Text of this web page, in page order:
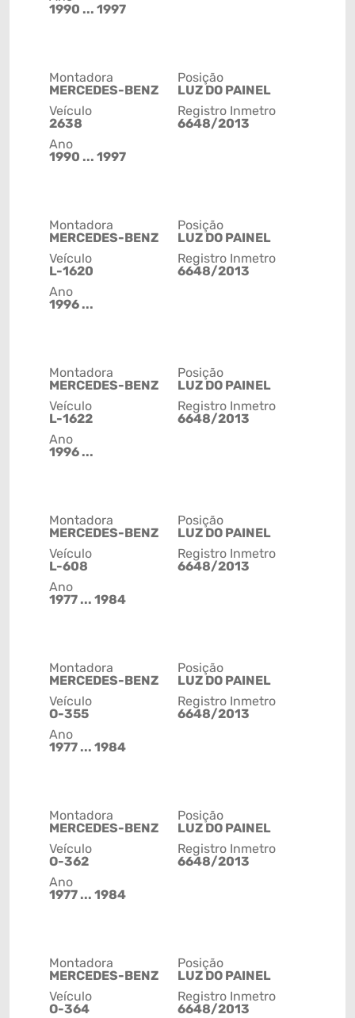
1990 ... 1997
Montadora
MERCEDES-BENZ
Veículo
2638
Ano
1990 ... 1997
Posição
LUZ DO PAINEL
Registro Inmetro
6648/2013
Montadora
MERCEDES-BENZ
Veículo
L-1620
Ano
1996 ...
Posição
LUZ DO PAINEL
Registro Inmetro
6648/2013
Montadora
MERCEDES-BENZ
Veículo
L-1622
Ano
1996 ...
Posição
LUZ DO PAINEL
Registro Inmetro
6648/2013
Montadora
MERCEDES-BENZ
Veículo
L-608
Ano
1977 ... 1984
Posição
LUZ DO PAINEL
Registro Inmetro
6648/2013
Montadora
MERCEDES-BENZ
Veículo
O-355
Ano
1977 ... 1984
Posição
LUZ DO PAINEL
Registro Inmetro
6648/2013
Montadora
MERCEDES-BENZ
Veículo
O-362
Ano
1977 ... 1984
Posição
LUZ DO PAINEL
Registro Inmetro
6648/2013
Montadora
MERCEDES-BENZ
Veículo
O-364
Posição
LUZ DO PAINEL
Registro Inmetro
6648/2013